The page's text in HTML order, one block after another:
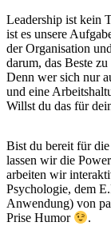
Leadership ist kein
ist es unsere
der Organisation
darum, das Beste
Denn wer sich nur
und eine
Willst du das für
Bist du bereit für
lassen wir die
arbeiten wir
Psychologie, dem
Anwendung) von
Prise Humor
.